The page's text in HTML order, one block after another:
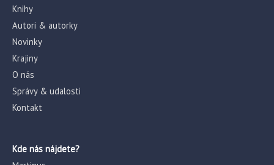
Knihy
Autori & autorky
Novinky
Krajiny
O nás
Správy & udalosti
Kontakt
Kde nás nájdete?